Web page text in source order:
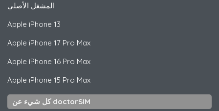
المشغل الأصلي
Apple iPhone 13
Apple iPhone 17 Pro Max
Apple iPhone 16 Pro Max
Apple iPhone 15 Pro Max
كل شيء عن doctorSIM